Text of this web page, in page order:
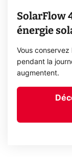
SolarFlow
énergie
Vous conservez
pendant la
augmentent.